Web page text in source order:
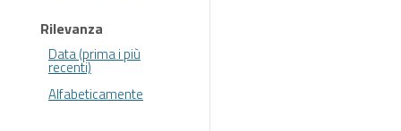
Rilevanza
Data (prima i più
recenti)
Alfabeticamente